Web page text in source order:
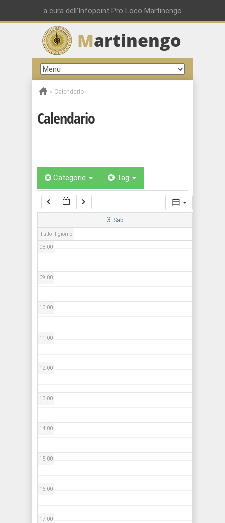
a cura dell'Infopoint Pro Loco Martinengo
Martinengo
» Calendario
Calendario
Categorie Tag
3 Sab
Tutto il giorno
01:00
02:00
03:00
04:00
08:00
09:00
10:00
11:00
12:00
13:00
14:00
15:00
16:00
17:00